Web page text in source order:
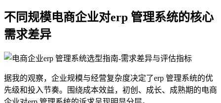
不同规模电商企业对erp 管理系统的核心
需求差异
据我的观察，企业规模与经营复杂度决定了erp 管理系统的优
先级和投入节奏。围绕成本效益，初创、成长、成熟期的电商